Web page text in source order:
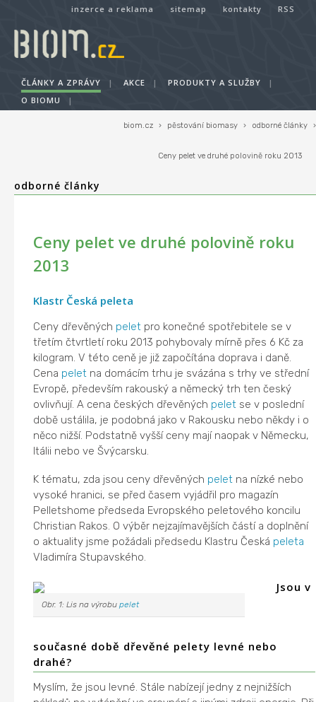
inzerce a reklama sitemap kontakty RSS
ČLÁNKY A ZPRÁVY | AKCE | PRODUKTY A SLUŽBY
|
O BIOMU
|
biom.cz › pěstování biomasy › odborné články ›
Ceny pelet ve druhé polovině roku 2013
odborné články
Ceny pelet ve druhé polovině roku
2013
Klastr Česká peleta
Ceny dřevěných pelet pro konečné spotřebitele se v
třetím čtvrtletí roku 2013 pohybovaly mírně přes 6 Kč za
kilogram. V této ceně je již započítána doprava i daně.
Cena pelet na domácím trhu je svázána s trhy ve střední
Evropě, především rakouský a německý trh ten český
ovlivňují. A cena českých dřevěných pelet se v poslední
době ustálila, je podobná jako v Rakousku nebo někdy i o
něco nižší. Podstatně vyšší ceny mají naopak v Německu,
Itálii nebo ve Švýcarsku.
K tématu, zda jsou ceny dřevěných pelet na nízké nebo
vysoké hranici, se před časem vyjádřil pro magazín
Pelletshome předseda Evropského peletového koncilu
Christian Rakos. O výběr nejzajímavějších částí a doplnění
o aktuality jsme požádali předsedu Klastru Česká peleta
Vladimíra Stupavského.
Obr. 1: Lis na výrobupelet
Jsou v
současné době dřevěné pelety levné nebo
drahé?
Myslím, že jsou levné. Stále nabízejí jedny z nejnižších